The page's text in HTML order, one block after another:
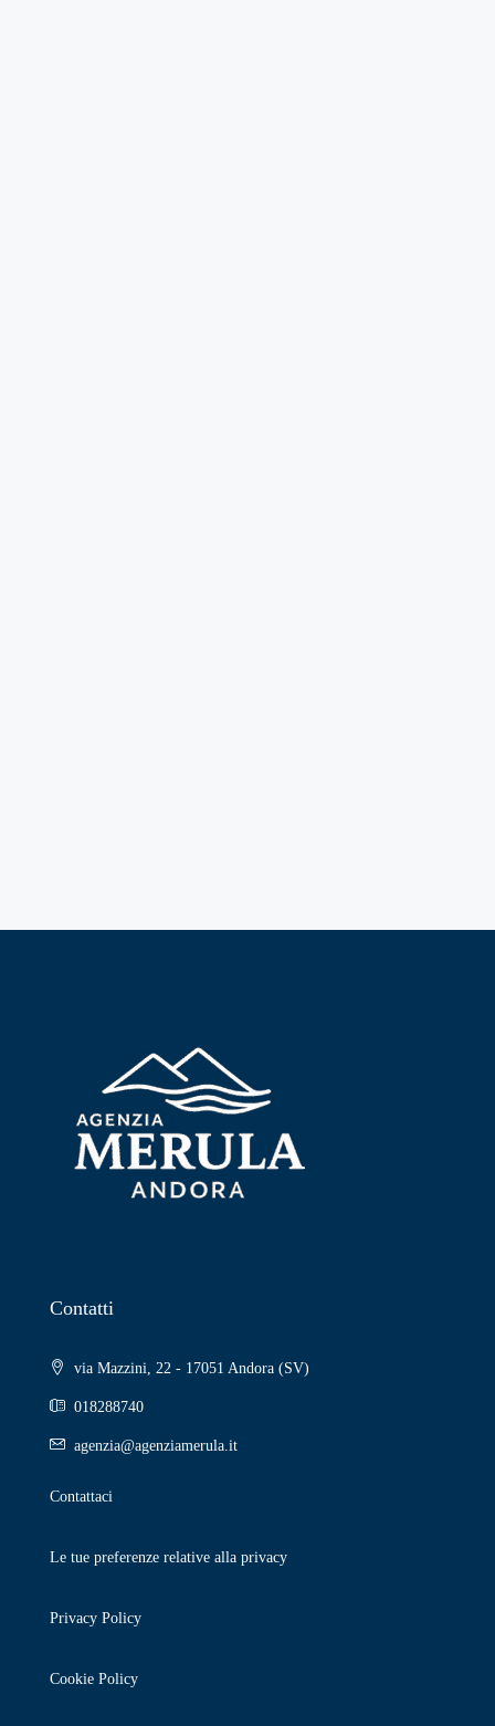
Contatti
via Mazzini, 22 - 17051 Andora (SV)
018288740
agenzia@agenziamerula.it
Contattaci
Le tue preferenze relative alla privacy
Privacy Policy
Cookie Policy